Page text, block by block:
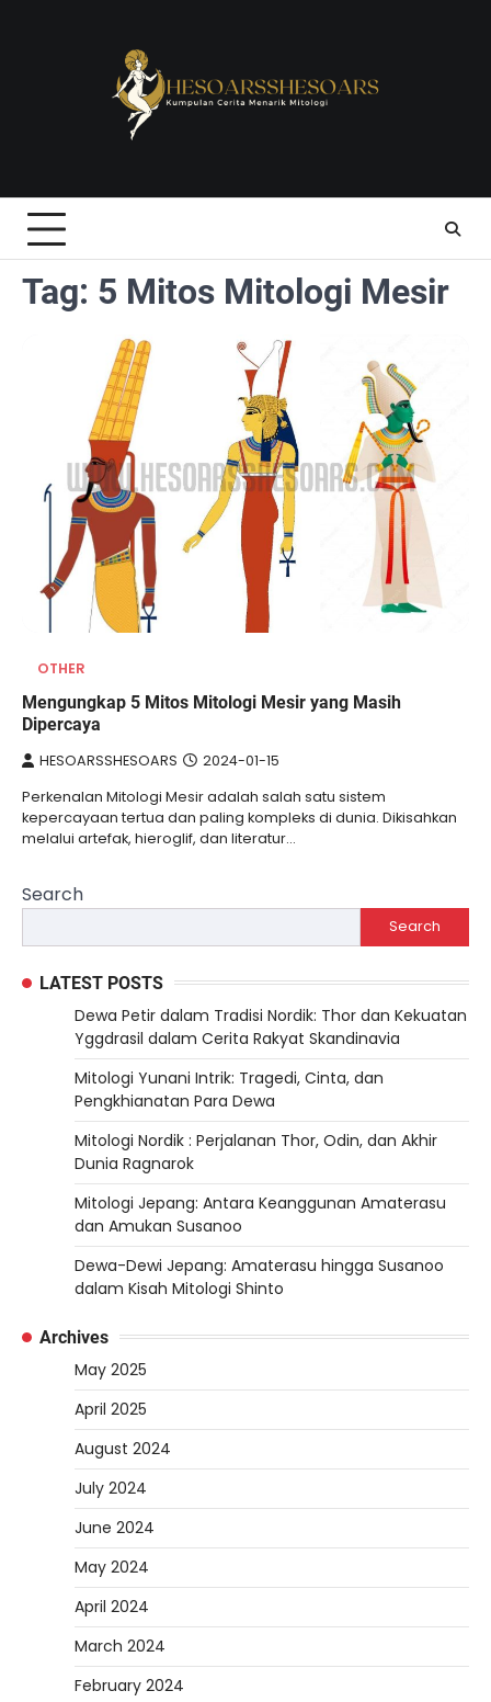
Tag: 5 Mitos Mitologi Mesir
OTHER
Mengungkap 5 Mitos Mitologi Mesir yang Masih
Dipercaya
HESOARSSHESOARS 2024-01-15
Perkenalan Mitologi Mesir adalah salah satu sistem
kepercayaan tertua dan paling kompleks di dunia. Dikisahkan
melalui artefak, hieroglif, dan literatur…
Search
Search
LATEST POSTS
Dewa Petir dalam Tradisi Nordik: Thor dan Kekuatan
Yggdrasil dalam Cerita Rakyat Skandinavia
Mitologi Yunani Intrik: Tragedi, Cinta, dan
Pengkhianatan Para Dewa
Mitologi Nordik : Perjalanan Thor, Odin, dan Akhir
Dunia Ragnarok
Mitologi Jepang: Antara Keanggunan Amaterasu
dan Amukan Susanoo
Dewa-Dewi Jepang: Amaterasu hingga Susanoo
dalam Kisah Mitologi Shinto
Archives
May 2025
April 2025
August 2024
July 2024
June 2024
May 2024
April 2024
March 2024
February 2024